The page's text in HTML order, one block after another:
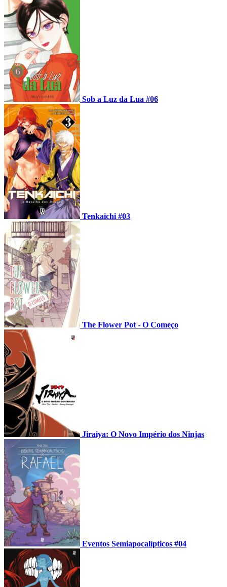
Sob a Luz da Lua #06
Tenkaichi #03
The Flower Pot - O Começo
Jiraiya: O Novo Império dos Ninjas
Eventos Semiapocalípticos #04